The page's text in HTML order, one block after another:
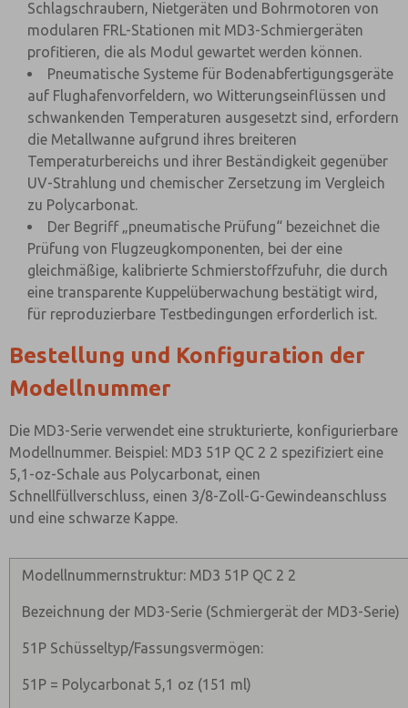
Schlagschraubern, Nietgeräten und Bohrmotoren von
modularen FRL-Stationen mit MD3-Schmiergeräten
profitieren, die als Modul gewartet werden können.
Pneumatische Systeme für Bodenabfertigungsgeräte
auf Flughafenvorfeldern, wo Witterungseinflüssen und
schwankenden Temperaturen ausgesetzt sind, erfordern
die Metallwanne aufgrund ihres breiteren
Temperaturbereichs und ihrer Beständigkeit gegenüber
UV-Strahlung und chemischer Zersetzung im Vergleich
zu Polycarbonat.
Der Begriff „pneumatische Prüfung“ bezeichnet die
Prüfung von Flugzeugkomponenten, bei der eine
gleichmäßige, kalibrierte Schmierstoffzufuhr, die durch
eine transparente Kuppelüberwachung bestätigt wird,
für reproduzierbare Testbedingungen erforderlich ist.
Bestellung und Konfiguration der
Modellnummer
Die MD3-Serie verwendet eine strukturierte, konfigurierbare
Modellnummer. Beispiel: MD3 51P QC 2 2 spezifiziert eine
5,1-oz-Schale aus Polycarbonat, einen
Schnellfüllverschluss, einen 3/8-Zoll-G-Gewindeanschluss
und eine schwarze Kappe.
Modellnummernstruktur: MD3 51P QC 2 2
Bezeichnung der MD3-Serie (Schmiergerät der MD3-Serie)
51P Schüsseltyp/Fassungsvermögen:
51P = Polycarbonat 5,1 oz (151 ml)